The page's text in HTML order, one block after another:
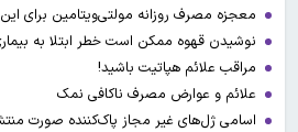
معجزه مصرف روزانه مولتی‌ویتامین برای این
نوشیدن قهوه ممکن است خطر ابتلا به
مراقب علائم هپاتیت باشید!
علائم و عوارض مصرف ناکافی نمک
اسامی ژل‌های غیر مجاز پاک‌کننده صورت